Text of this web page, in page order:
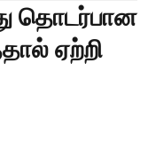
தொடர்பான
ஏற்றி